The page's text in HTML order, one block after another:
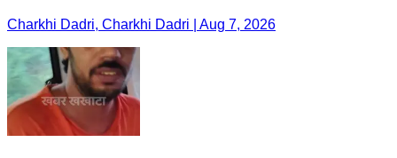
Charkhi Dadri, Charkhi Dadri | Aug 7, 2026